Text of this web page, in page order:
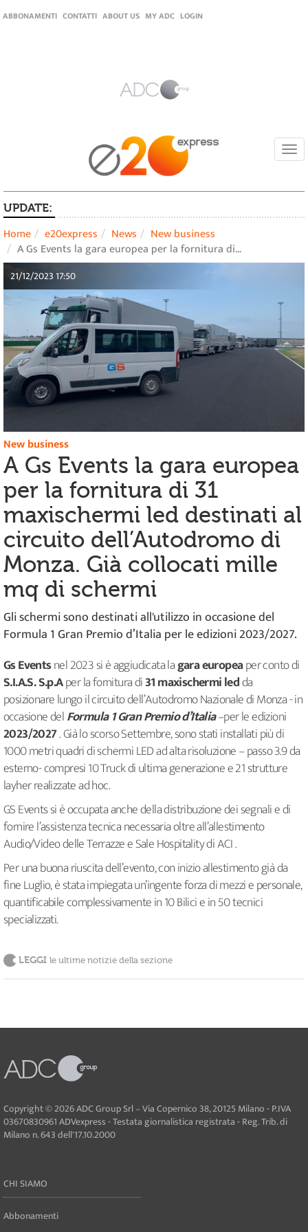
ABBONAMENTI CONTATTI ABOUT US MY ADC LOGIN
UPDATE:
Home e20express News
New business
A Gs Events la gara europea per la fornitura di…
21/12/2023 17:50
New business
A Gs Events la gara europea
per la fornitura di 31
maxischermi led destinati al
circuito dell’Autodromo di
Monza. Già collocati mille
mq di schermi
Gli schermi sono destinati all'utilizzo in occasione del
Formula 1 Gran Premio d’Italia per le edizioni 2023/2027.
Gs Eventsnel 2023 si è aggiudicata lagara europeaper conto di
S.I.A.S. S.p.Aper la fornitura di31 maxischermi ledda
posizionare lungo il circuito dell’Autodromo Nazionale di Monza - in
occasione delFormula 1 Gran Premio d’Italia–per le edizioni
2023/2027. Già lo scorso Settembre, sono stati installati più di
1000 metri quadri di schermi LED ad alta risoluzione – passo 3.9 da
esterno- compresi 10 Truck di ultima generazione e 21 strutture
layher realizzate ad hoc.
GS Events si è occupata anche della distribuzione dei segnali e di
fornire l’assistenza tecnica necessaria oltre all’allestimento
Audio/Video delle Terrazze e Sale Hospitality di ACI .
Per una buona riuscita dell’evento, con inizio allestimento già da
fine Luglio, è stata impiegata un’ingente forza di mezzi e personale,
quantificabile complessivamente in 10 Bilici e in 50 tecnici
specializzati.
LEGGI le ultime notizie della sezione
Copyright © 2026 ADC Group Srl – Via Copernico 38, 20125 Milano - P.IVA
03670830961 ADVexpress - Testata giornalistica registrata - Reg. Trib. di
Milano n. 643 dell'17.10.2000
CHI SIAMO
Abbonamenti